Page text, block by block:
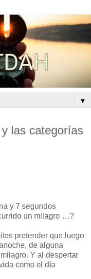
▼
las categorías
y 7 segundos
un milagro …?
pretender que luego
de alguna
Y al despertar
como el día